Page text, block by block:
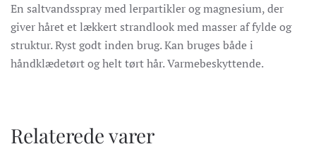
En saltvandsspray med lerpartikler og magnesium, der
giver håret et lækkert strandlook med masser af fylde og
struktur. Ryst godt inden brug. Kan bruges både i
håndklædetørt og helt tørt hår. Varmebeskyttende.
Relaterede varer